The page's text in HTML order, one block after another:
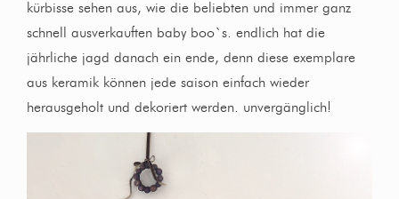
kürbisse sehen aus, wie die beliebten und immer ganz
schnell ausverkauften baby boo`s. endlich hat die
jährliche jagd danach ein ende, denn diese exemplare
aus keramik können jede saison einfach wieder
herausgeholt und dekoriert werden. unvergänglich!